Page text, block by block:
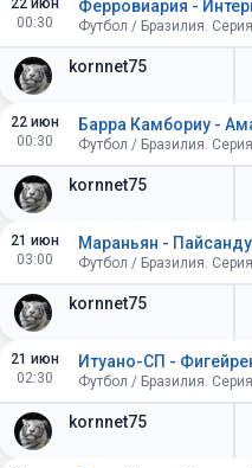
22 июн
00:30
kornnet75
Ферровиария -
Футбол / Бразилия.
22 июн
00:30
kornnet75
Барра Камбориу -
Футбол / Бразилия.
21 июн
03:00
kornnet75
Мараньян - Пайсанду
Футбол / Бразилия.
21 июн
02:30
kornnet75
Итуано-СП -
Футбол / Бразилия.